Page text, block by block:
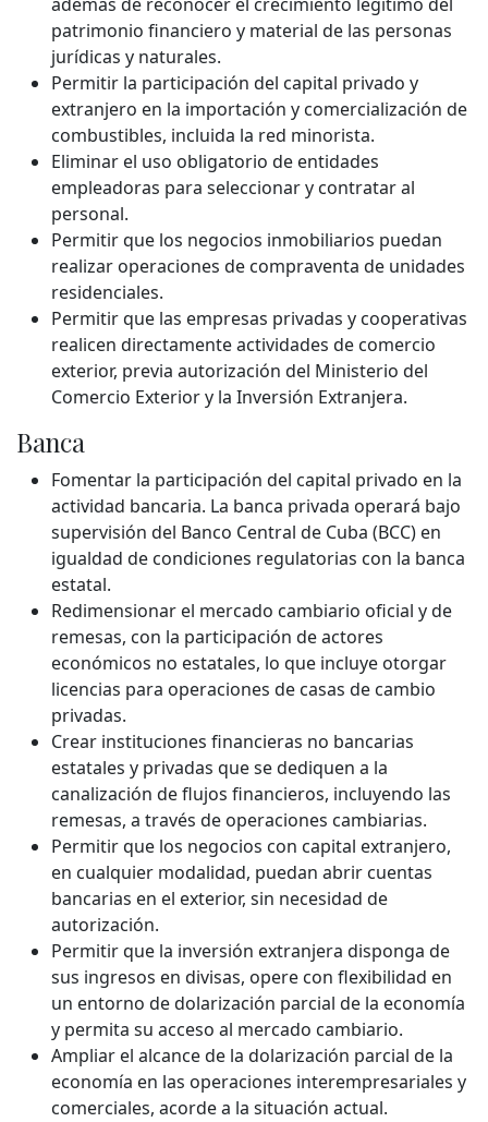
patrimonio financiero y material de las personas
jurídicas y naturales.
Permitir la participación del capital privado y
extranjero en la importación y comercialización de
combustibles, incluida la red minorista.
Eliminar el uso obligatorio de entidades
empleadoras para seleccionar y contratar al
personal.
Permitir que los negocios inmobiliarios puedan
realizar operaciones de compraventa de unidades
residenciales.
Permitir que las empresas privadas y cooperativas
realicen directamente actividades de comercio
exterior, previa autorización del Ministerio del
Comercio Exterior y la Inversión Extranjera.
Banca
Fomentar la participación del capital privado en la
actividad bancaria. La banca privada operará bajo
supervisión del Banco Central de Cuba (BCC) en
igualdad de condiciones regulatorias con la banca
estatal.
Redimensionar el mercado cambiario oficial y de
remesas, con la participación de actores
económicos no estatales, lo que incluye otorgar
licencias para operaciones de casas de cambio
privadas.
Crear instituciones financieras no bancarias
estatales y privadas que se dediquen a la
canalización de flujos financieros, incluyendo las
remesas, a través de operaciones cambiarias.
Permitir que los negocios con capital extranjero,
en cualquier modalidad, puedan abrir cuentas
bancarias en el exterior, sin necesidad de
autorización.
Permitir que la inversión extranjera disponga de
sus ingresos en divisas, opere con flexibilidad en
un entorno de dolarización parcial de la economía
y permita su acceso al mercado cambiario.
Ampliar el alcance de la dolarización parcial de la
economía en las operaciones interempresariales y
comerciales, acorde a la situación actual.